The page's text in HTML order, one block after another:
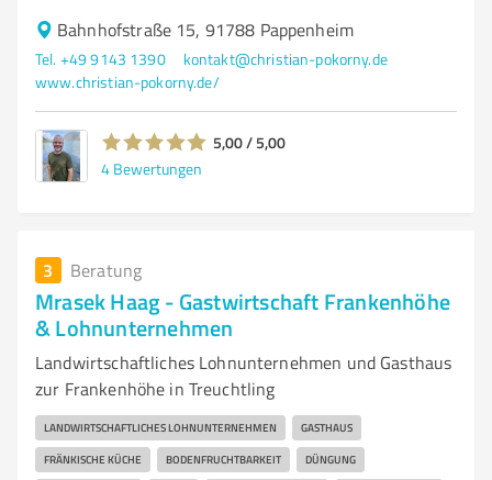
Bahnhofstraße 15, 91788 Pappenheim
Tel. +49 9143 1390
kontakt@christian-pokorny.de
www.christian-pokorny.de/
5,00 / 5,00
4 Bewertungen
3 Beratung
Mrasek Haag - Gastwirtschaft Frankenhöhe
& Lohnunternehmen
Landwirtschaftliches Lohnunternehmen und Gasthaus
zur Frankenhöhe in Treuchtling
LANDWIRTSCHAFTLICHES LOHNUNTERNEHMEN GASTHAUS
FRÄNKISCHE KÜCHE BODENFRUCHTBARKEIT DÜNGUNG